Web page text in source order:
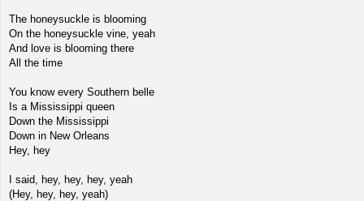
The honeysuckle is blooming
On the honeysuckle vine, yeah
And love is blooming there
All the time
You know every Southern belle
Is a Mississippi queen
Down the Mississippi
Down in New Orleans
Hey, hey
I said, hey, hey, hey, yeah
(Hey, hey, hey, yeah)